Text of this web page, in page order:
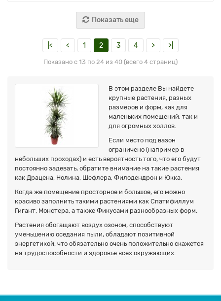
Показать еще
|< < 1 2 3 4 > >|
Показано с 13 по 24 из 40 (всего 4 страниц)
В этом разделе Вы найдете
крупные растения, разных
размеров и форм, как для
маленьких помещений, так и
для огромных холлов.
Если место под вазон
ограничено (например в
небольших проходах) и есть вероятность того, что его будут
постоянно задевать, обратите внимание на такие растения
как Драцена, Нолина, Шефлера, Филодендрон и Юкка.
Когда же помещение просторное и большое, его можно
красиво заполнить такими растениями как Спатифиллум
Гигант, Монстера, а также Фикусами разнообразных форм.
Растения обогащают воздух озоном, способствуют
уменьшению оседания пыли, обладают позитивной
энергетикой, что обязательно очень положительно скажется
на трудоспособности и здоровье всех окружающих.